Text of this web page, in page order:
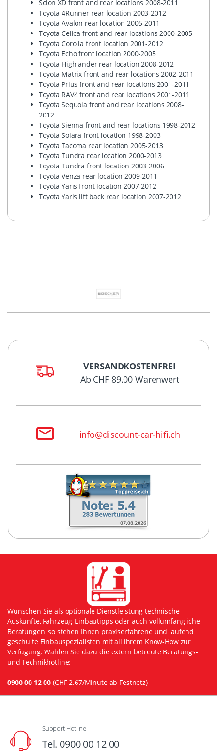
Scion XD front and rear locations 2008-2011
Toyota 4Runner rear location 2003-2012
Toyota Avalon rear location 2005-2011
Toyota Celica front and rear locations 2000-2005
Toyota Corolla front location 2001-2012
Toyota Echo front location 2000-2005
Toyota Highlander rear location 2008-2012
Toyota Matrix front and rear locations 2002-2011
Toyota Prius front and rear locations 2001-2011
Toyota RAV4 front and rear locations 2001-2011
Toyota Sequoia front and rear locations 2008-
2012
Toyota Sienna front and rear locations 1998-2012
Toyota Solara front location 1998-2003
Toyota Tacoma rear location 2005-2013
Toyota Tundra rear location 2000-2013
Toyota Tundra front location 2003-2006
Toyota Venza rear location 2009-2011
Toyota Yaris front location 2007-2012
Toyota Yaris lift back rear location 2007-2012
VERSANDKOSTENFREI
Ab CHF 89.00 Warenwert
info@discount-car-hifi.ch
Wünschen Sie als optionale Dienstleistung technische
Auskünfte, Fahrzeug-Einbautipps oder auch vollumfängliche
Beratungen, so stehen Ihnen praxiserfahrene und laufend
geschulte Einbauspezialisten mit all ihrem Know-How zur
Verfügung. Wählen Sie dazu die extern betreute Beratungs-
und Technikhotline:
0900 00 12 00 (CHF 2.67/Minute ab Festnetz)
Support Hotline
Tel. 0900 00 12 00